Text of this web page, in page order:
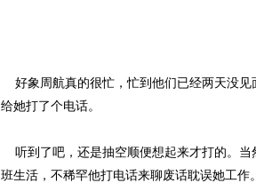
好象周航真的很忙，忙到他们已经两天没见
给她打了个电话。
听到了吧，还是抽空顺便想起来才打的。当
班生活，不稀罕他打电话来聊废话耽误她工作